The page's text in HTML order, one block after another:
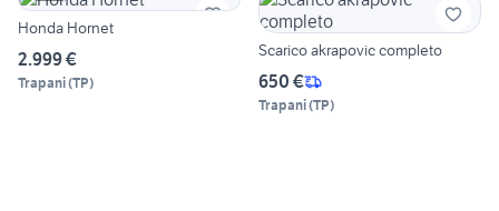
Honda Hornet
2.999 €
Trapani(TP)
Scarico akrapovic completo
650 €
Trapani(TP)